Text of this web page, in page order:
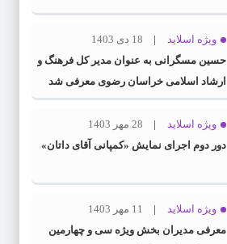
ویژه اسلاید
18 دی 1403
حسین مسگرانی به عنوان مدیر کل فرهنگ و
ارشاد اسلامی خراسان رضوی معرفی شد
ویژه اسلاید
28 مهر 1403
دور دوم اجرای نمایش «کمپانی آقای داتان»
ویژه اسلاید
11 مهر 1403
معرفی مدیران بخش ویژه سی و چهارمین